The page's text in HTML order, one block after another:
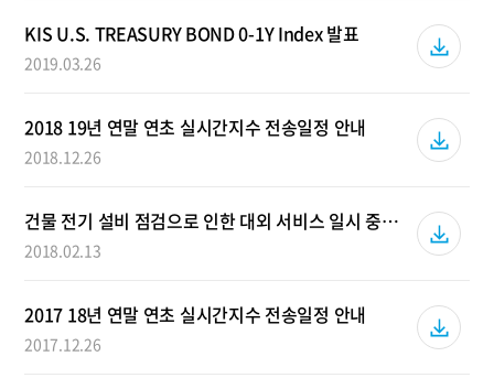
KIS U.S. TREASURY BOND 0-1Y Index 발표
2019.03.26
2018 19년 연말 연초 실시간지수 전송일정 안내
2018.12.26
건물 전기 설비 점검으로 인한 대외 서비스 일시 중단 안내
2018.02.13
2017 18년 연말 연초 실시간지수 전송일정 안내
2017.12.26